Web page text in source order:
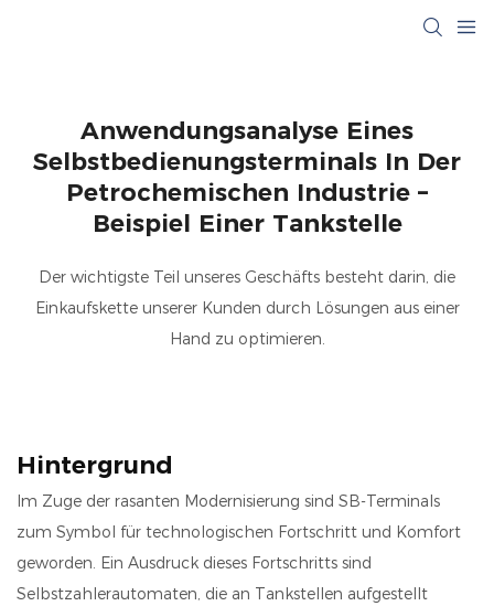
Anwendungsanalyse Eines
Selbstbedienungsterminals In Der
Petrochemischen Industrie –
Beispiel Einer Tankstelle
Der wichtigste Teil unseres Geschäfts besteht darin, die
Einkaufskette unserer Kunden durch Lösungen aus einer
Hand zu optimieren.
Hintergrund
Im Zuge der rasanten Modernisierung sind SB-Terminals
zum Symbol für technologischen Fortschritt und Komfort
geworden. Ein Ausdruck dieses Fortschritts sind
Selbstzahlerautomaten, die an Tankstellen aufgestellt